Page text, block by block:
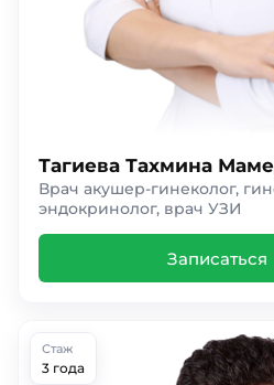
Тагиева Тахмина
Врач акушер-гинеколог,
эндокринолог, врач УЗИ
Записаться
Стаж
3 года